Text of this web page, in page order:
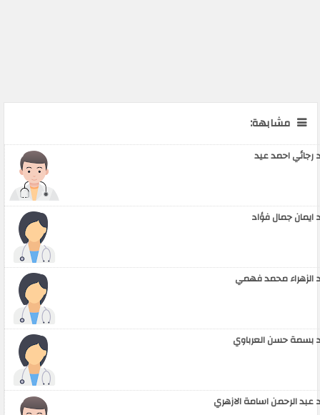
مشابهة:
رجائي احمد عيد
ايمان جمال فؤاد
الزهراء محمد فهمي
بسمة حسن العرباوي
عبد الرحمن اسامة الازهري